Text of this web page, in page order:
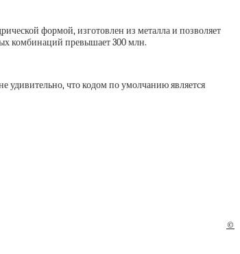
формой, изготовлен из металла и позволяет
комбинаций превышает 300 млн.
удивительно, что кодом по умолчанию является
©